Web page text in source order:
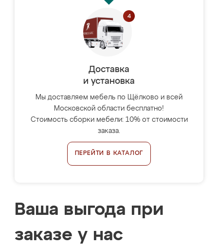
Доставка
и установка
Мы доставляем мебель по Щёлково и всей
Московской области бесплатно!
Стоимость сборки мебели: 10% от стоимости
заказа.
ПЕРЕЙТИ В КАТАЛОГ
Ваша выгода при
заказе у нас